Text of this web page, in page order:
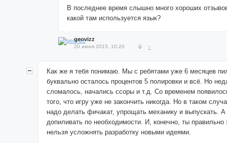
В последнее время слышно много хороших
какой там используется язык?
geovizz
20 июня 2015, 10:20 ↑
Как же я тебя понимаю. Мы с ребятами уже 6 месяцев
буквально осталось процентов 5 полировки и всё. Но
сломалось, начались ссоры и т.д. Со временем
того, что игру уже не закончить никогда. Но в таком
надо делать фичакат, упрощать механику и выпускать.
допиливать по необходимости. И, конечно, ты правильно
нельзя усложнять разработку новыми идеями.